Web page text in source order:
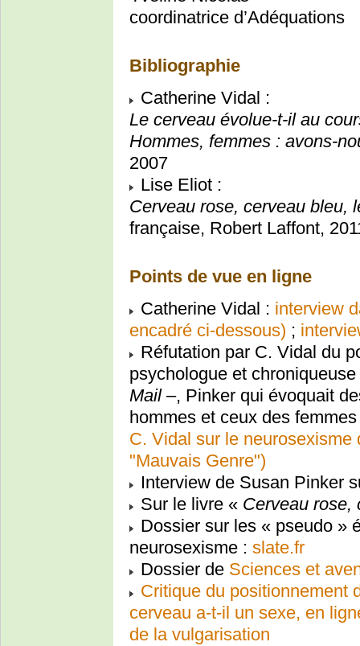
coordinatrice d’Adéquations
Bibliographie
Catherine Vidal :
Le cerveau évolue-t-il au
Hommes, femmes : avons-
2007
Lise Eliot :
Cerveau rose, cerveau bleu,
française, Robert Laffont,
Points de vue en ligne
Catherine Vidal : interview
encadré ci-dessous) ;
Réfutation par C. Vidal du
psychologue et
Mail–, Pinker qui évoquait
hommes et ceux des
C. Vidal sur le neurosexisme
"Mauvais Genre")
Interview de Susan Pinker
Sur le livre « Cerveau rose,
Dossier sur les « pseudo »
neurosexisme : slate.fr
Dossier de Sciences et
Critique du positionnement
cerveau a-t-il un sexe, en
de la vulgarisation